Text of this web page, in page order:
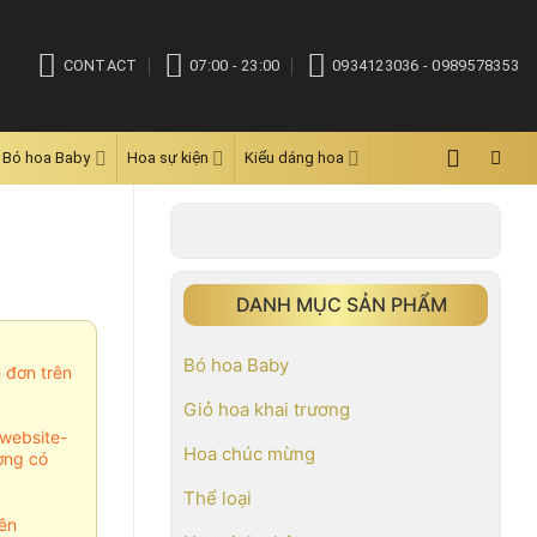
CONTACT 07:00 - 23:00 0934123036 - 0989578353
Bó hoa Baby Hoa sự kiện Kiểu dáng hoa
DANH MỤC SẢN PHẨM
Bó hoa Baby
Giỏ hoa khai trương
Hoa chúc mừng
Thể loại
đơn trên
có